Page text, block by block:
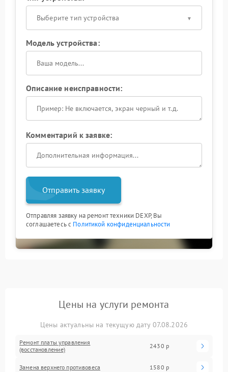
Выберите тип устройства
Модель устройства:
Описание неисправности:
Комментарий к заявке:
Отправить заявку
Отправляя заявку на ремонт техники DEXP, Вы
соглашаетесь с Политикой конфиденциальности
Цены на услуги ремонта
Цены актуальны на текущую дату 07.08.2026
Ремонт платы управления
(восстановление)
2430 р
Замена верхнего противовеса 1580 р